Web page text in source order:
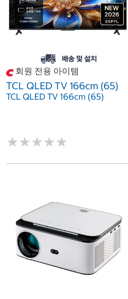
회원 전용 아이템
TCL QLED TV 166cm (65)
TCL QLED TV 166cm (65)
★★★★★
★★★★★